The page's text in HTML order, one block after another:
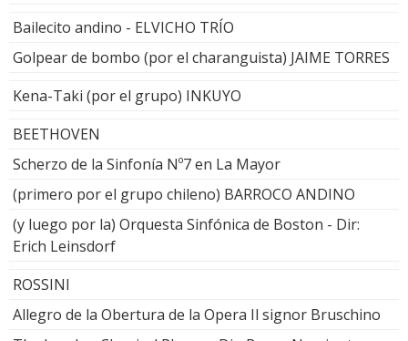
Bailecito andino - ELVICHO TRÍO
Golpear de bombo (por el charanguista) JAIME TORRES
Kena-Taki (por el grupo) INKUYO
BEETHOVEN
Scherzo de la Sinfonía Nº7 en La Mayor
(primero por el grupo chileno) BARROCO ANDINO
(y luego por la) Orquesta Sinfónica de Boston - Dir:
Erich Leinsdorf
ROSSINI
Allegro de la Obertura de la Opera Il signor Bruschino